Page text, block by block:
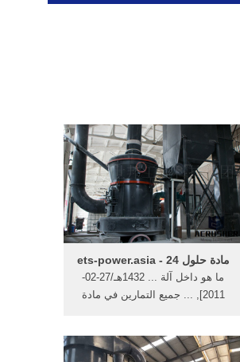
مادة حلول 24 - ets-power.asia
ما هو داخل آلة ... 1432هـ/27-02-
2011], ... جميع التمارين في مادة